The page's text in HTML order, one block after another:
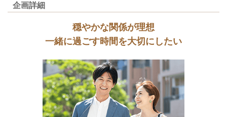
企画詳細
穏やかな関係が理想
一緒に過ごす時間を大切にしたい